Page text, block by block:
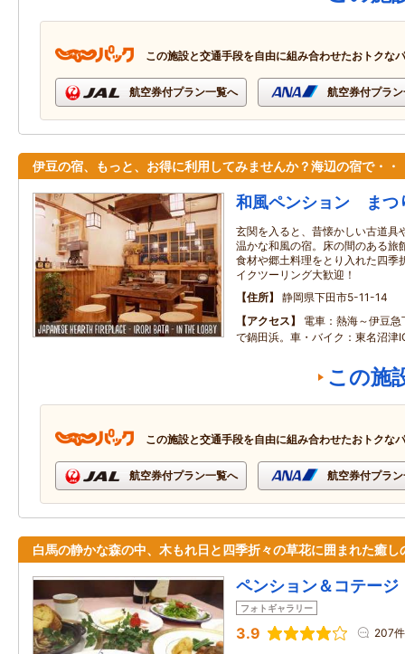
この施設と交通手段を自由に組み合わせたおトクな
航空券付プラン一覧へ 航空券付プラ
伊豆の宿、もっと、お得に利用してみませんか？海辺の宿で・・
和風ペンション まつ
玄関を入ると、昔懐かしい古道具
温かな和風の宿。床の間のある旅
食材や郷土料理をとり入れた四季
イクツーリング大歓迎！
住所
静岡県下田市5-11-14
アクセス
電車：熱海～伊豆
で鍋田浜。車・バイク：東名沼津
この施
この施設と交通手段を自由に組み合わせたおトクな
航空券付プラン一覧へ 航空券付プラ
白馬の静かな森の中、木もれ日と四季折々の草花に囲まれた癒し
ペンション＆コテー
フォトギャラリー
3.9 207件